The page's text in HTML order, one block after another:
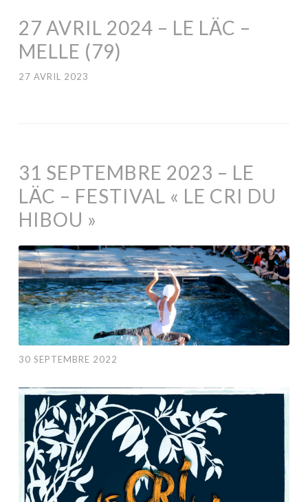
27 AVRIL 2024 – LE LÄC –
MELLE (79)
27 AVRIL 2023
31 SEPTEMBRE 2023 – LE
LÄC – FESTIVAL « LE CRI DU
HIBOU »
30 SEPTEMBRE 2022